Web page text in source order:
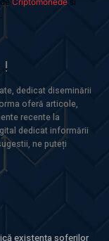
dedicat diseminării
oferă articole,
recente la
dedicat informării
ne puteți
existența șoferilor